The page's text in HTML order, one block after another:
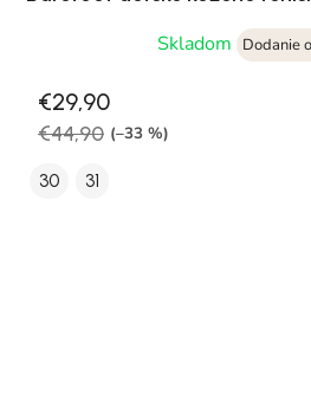
Skladom
Dodanie
€29,90
€44,90 (–33 %)
30 31